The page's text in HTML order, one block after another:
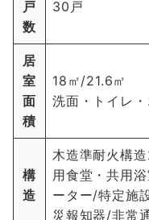
戸
数
30戸
居
室
面
積
18㎡/21.6㎡
洗面・トイレ
構
造
木造準耐火構
用食堂・共用
ーター/特定施
災報知器/非常